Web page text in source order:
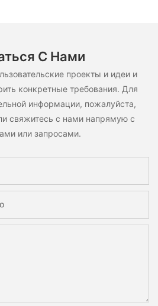
С Нами
проекты и идеи и
конкретные требования. Для
информации, пожалуйста,
свяжитесь с нами напрямую с
или запросами.